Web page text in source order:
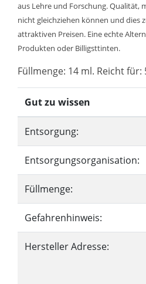
aus Lehre und Forschung. Qualität,
nicht gleichziehen können und dies
attraktiven Preisen. Eine echte
Produkten oder Billigsttinten.
Füllmenge: 14 ml. Reicht für:
Gut zu wissen
Entsorgung:
Entsorgungsorganisation:
Füllmenge:
Gefahrenhinweis:
Hersteller Adresse: